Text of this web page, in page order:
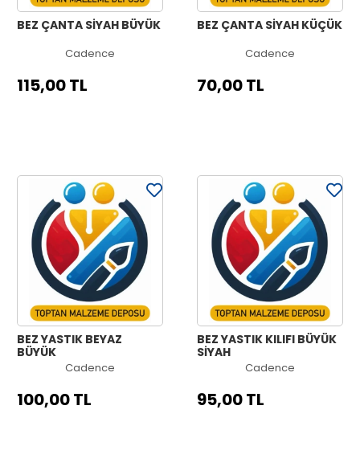
BEZ ÇANTA SİYAH BÜYÜK
Cadence
115,00 TL
BEZ ÇANTA SİYAH KÜÇÜK
Cadence
70,00 TL
BEZ YASTIK BEYAZ
BÜYÜK
Cadence
100,00 TL
BEZ YASTIK KILIFI BÜYÜK
SİYAH
Cadence
95,00 TL